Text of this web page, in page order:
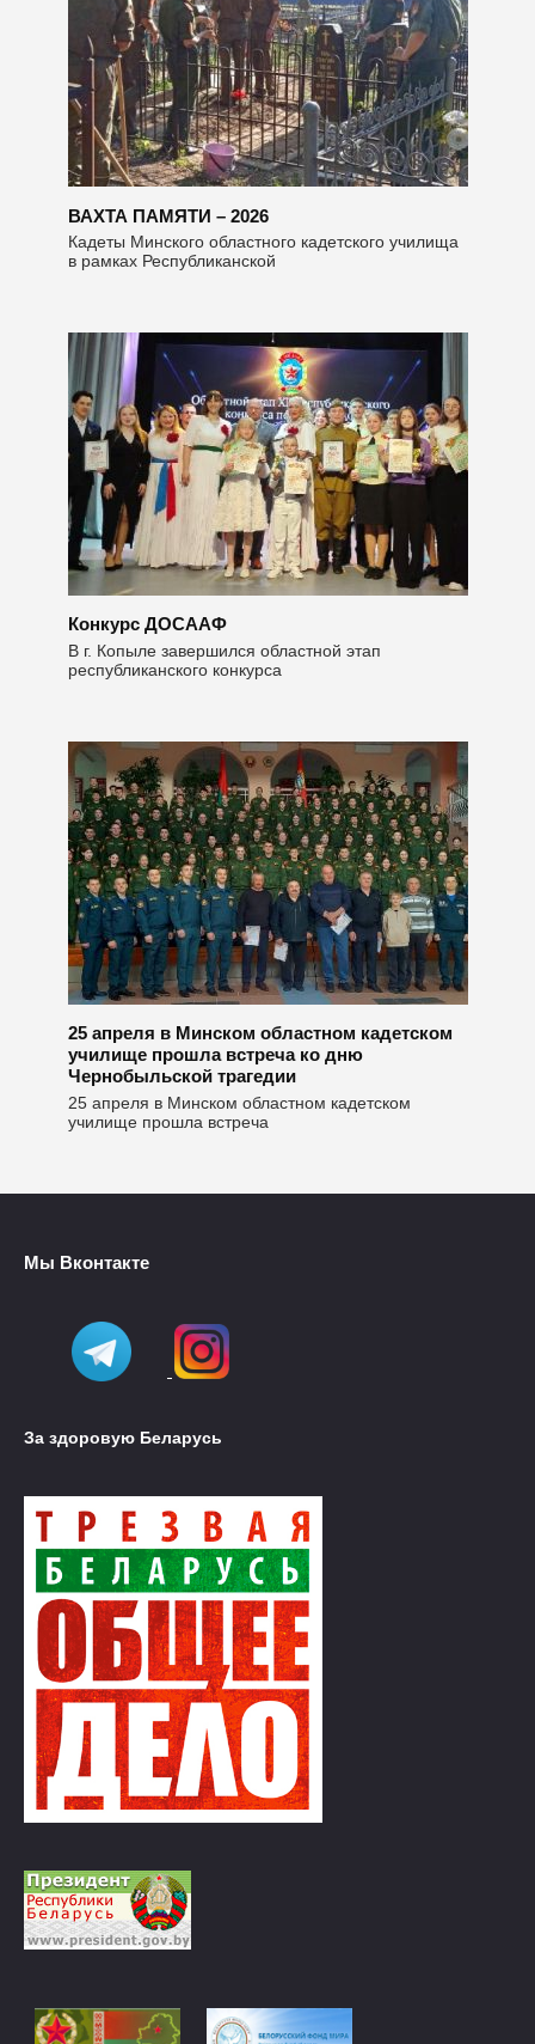
ВАХТА ПАМЯТИ – 2026
Кадеты Минского областного кадетского училища
в рамках Республиканской
Конкурс ДОСААФ
В г. Копыле завершился областной этап
республиканского конкурса
25 апреля в Минском областном кадетском
училище прошла встреча ко дню
Чернобыльской трагедии
25 апреля в Минском областном кадетском
училище прошла встреча
Мы Вконтакте
За здоровую Беларусь